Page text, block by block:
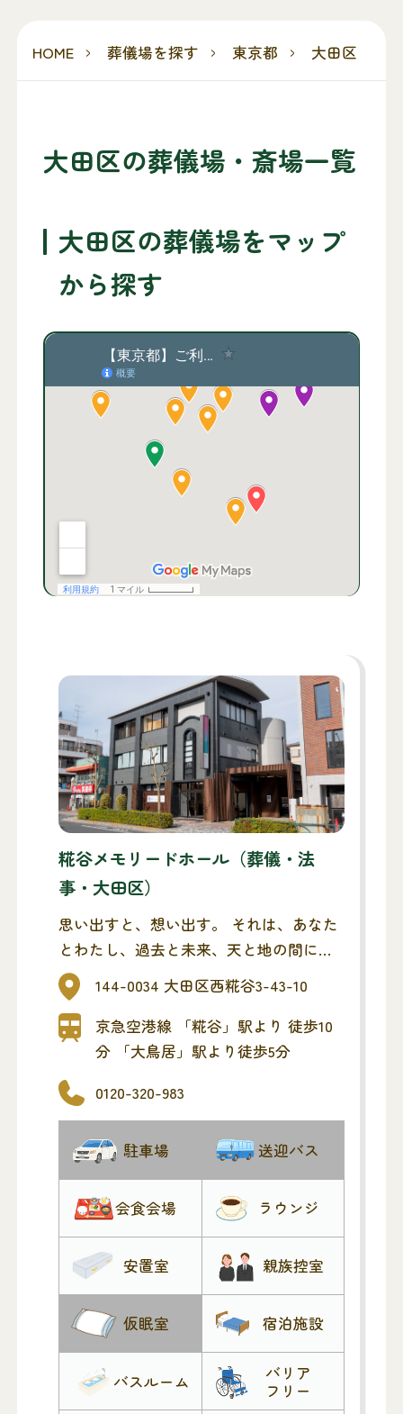
HOME 葬儀場を探す 東京都 大田区
大田区の葬儀場・斎場一覧
大田区の葬儀場をマップ
から探す
糀谷メモリードホール（葬儀・法
事・大田区）
思い出すと、想い出す。 それは、あなた
とわたし、過去と未来、天と地の間には
さんだひとときの「しおり」 洗練された
都会的でモダンな空間。家族葬専用の葬
祭ホールです。 葬儀という人生の節目に
「しおり」として、そっと寄り添えるよ
う、最期のお見送りをお手伝いさせてい
ただきます。
144-0034 大田区西糀谷3-43-10
京急空港線 「糀谷」駅より 徒歩10
分 「大鳥居」駅より徒歩5分
0120-320-983
駐車場 送迎バス
会食会場 ラウンジ
安置室 親族控室
仮眠室 宿泊施設
バスルーム
バリア
フリー